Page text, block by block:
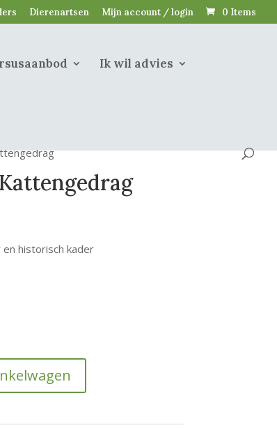
Dierenartsen Mijn account / login 0 Items
Ik wil advies
historisch kader